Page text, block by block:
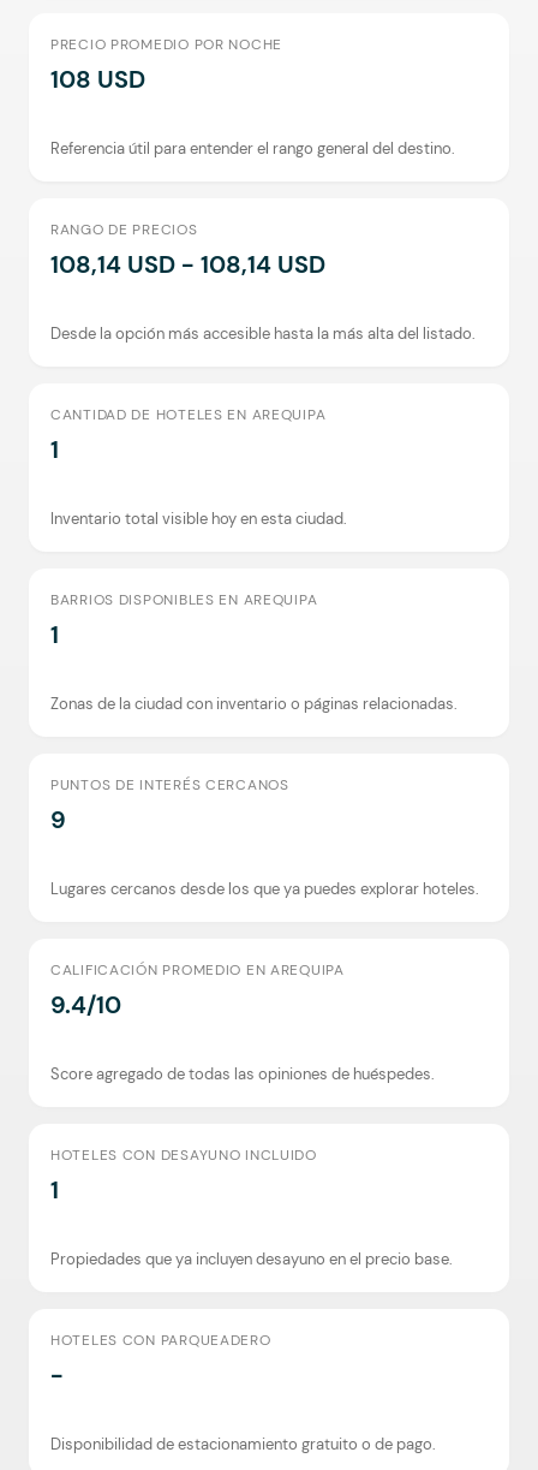
PRECIO PROMEDIO POR NOCHE
108 USD
Referencia útil para entender el rango general del destino.
RANGO DE PRECIOS
108,14 USD - 108,14 USD
Desde la opción más accesible hasta la más alta del listado.
CANTIDAD DE HOTELES EN AREQUIPA
1
Inventario total visible hoy en esta ciudad.
BARRIOS DISPONIBLES EN AREQUIPA
1
Zonas de la ciudad con inventario o páginas relacionadas.
PUNTOS DE INTERÉS CERCANOS
9
Lugares cercanos desde los que ya puedes explorar hoteles.
CALIFICACIÓN PROMEDIO EN AREQUIPA
9.4/10
Score agregado de todas las opiniones de huéspedes.
HOTELES CON DESAYUNO INCLUIDO
1
Propiedades que ya incluyen desayuno en el precio base.
HOTELES CON PARQUEADERO
-
Disponibilidad de estacionamiento gratuito o de pago.